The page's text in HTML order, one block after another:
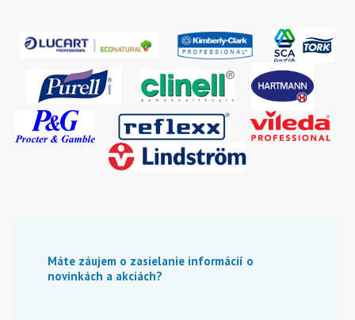
Máte záujem o zasielanie informácií o
novinkách a akciách?